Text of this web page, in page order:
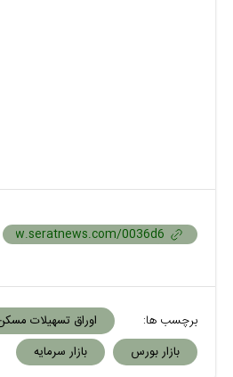
برچسب ها: اوراق تسهیلات
بازار بورس
بازار سرمایه